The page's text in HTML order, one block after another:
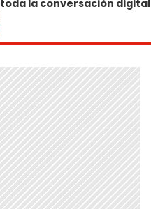
toda la conversación digital